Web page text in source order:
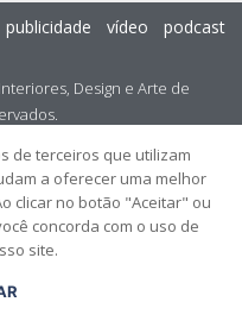
Design e Arte de
publicidade vídeo podcast
de terceiros que utilizam
a oferecer uma melhor
clicar no botão "Aceitar" ou
concorda com o uso de
site.